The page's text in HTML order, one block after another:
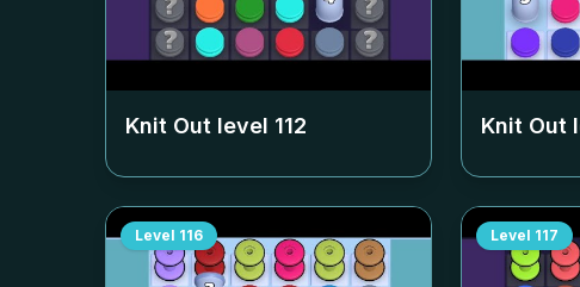
Knit Out level 112 Knit Out
Level 116 Level 117